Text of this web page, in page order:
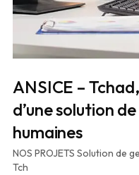
ANSICE –
d’une solution
humaines
NOS PROJETS Solution de
Tch